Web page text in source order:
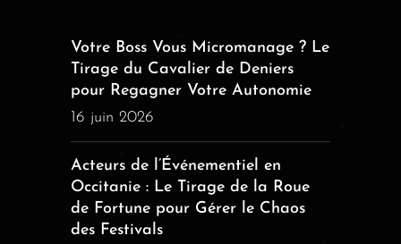
Votre Boss Vous Micromanage ? Le
Tirage du Cavalier de Deniers
pour Regagner Votre Autonomie
16 juin 2026
Acteurs de l’Événementiel en
Occitanie : Le Tirage de la Roue
de Fortune pour Gérer le Chaos
des Festivals